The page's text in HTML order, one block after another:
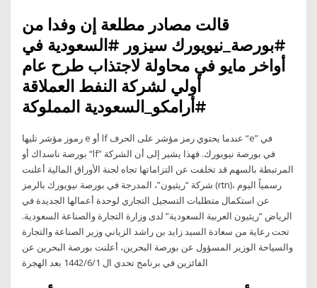
قالت مصادر مطلعة إن وفدا من
#بورصة_نيويورك سيزور #السعودية في
أواخر مايو في محاولة لاجتذاب طرح عام
أولي لشركة النفط العملاقة
#أرامكو_السعودية المملوكة
رموز مؤشر تليها e أو lf عندما يحتوي رمز مؤشر على الحرف “e” في
بورصة ناسداك أو “lf” في بورصة نيويورك. فهذا يشير إلى أن الشركة
المرتبطة بالسهم قد تخلفت عن التزاماتها تجاه لجنة الأوراق المالية أعلنت
شركة “ريثيون”، المدرجة في بورصة نيويورك بالرمز (rtn)، رسمياً اليوم
عن استكمال متطلبات التسجيل التجاري لوحدة أعمالها الجديدة في
الرياض “ريثيون العربية السعودية” لدى وزارة التجارة والصناعة السعودية.
تحت رعاية من سعادة السيد زايد بن راشد الزياني وزير الصناعة والتجارة
والسياحة الوزير المسؤول عن بورصة البحرين، أعلنت بورصة البحرين عن
الفائزين في برنامج تحدي ال 1‏‏/6‏‏/1442 بعد الهجرة